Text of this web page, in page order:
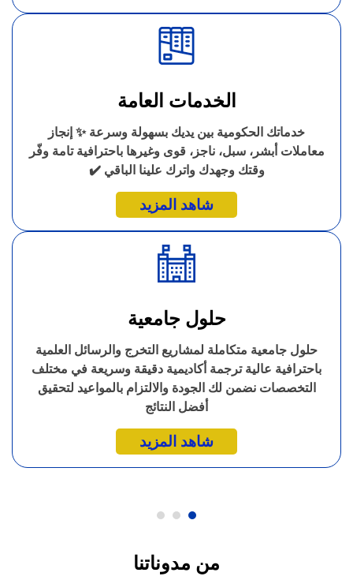
الخدمات العامة
خدماتك الحكومية بين يديك بسهولة وسرعة ✨ إنجاز
معاملات أبشر، سبل، ناجز، قوى وغيرها باحترافية تامة وفّر
وقتك وجهدك واترك علينا الباقي ✔️
شاهد المزيد
حلول جامعية
حلول جامعية متكاملة لمشاريع التخرج والرسائل العلمية
باحترافية عالية ترجمة أكاديمية دقيقة وسريعة في مختلف
التخصصات نضمن لك الجودة والالتزام بالمواعيد لتحقيق
أفضل النتائج
شاهد المزيد
من مدوناتنا